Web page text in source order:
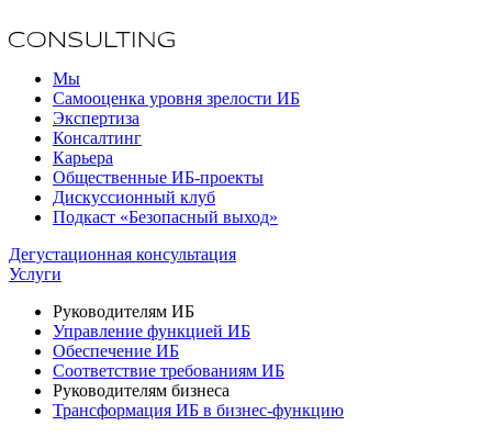
Мы
Самооценка уровня зрелости ИБ
Экспертиза
Консалтинг
Карьера
Общественные ИБ-проекты
Дискуссионный клуб
Подкаст «Безопасный выход»
Дегустационная консультация
Услуги
Руководителям ИБ
Управление функцией ИБ
Обеспечение ИБ
Соответствие требованиям ИБ
Руководителям бизнеса
Трансформация ИБ в бизнес-функцию